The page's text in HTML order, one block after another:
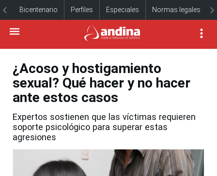
Bicentenario Perfiles Especiales Normas legales
¿Acoso y hostigamiento
sexual? Qué hacer y no hacer
ante estos casos
Expertos sostienen que las víctimas requieren
soporte psicológico para superar estas
agresiones